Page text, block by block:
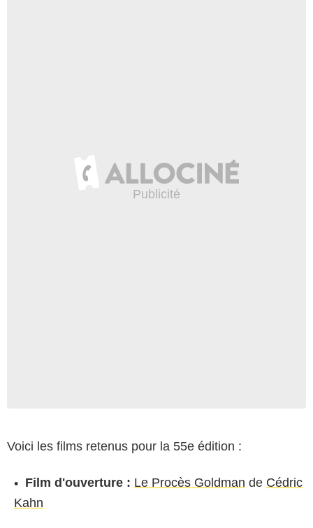
Voici les films retenus pour la 55e édition :
Film d'ouverture : Le Procès Goldman de Cédric
Kahn